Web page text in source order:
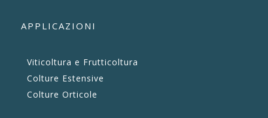
APPLICAZIONI
Viticoltura e Frutticoltura
Colture Estensive
Colture Orticole